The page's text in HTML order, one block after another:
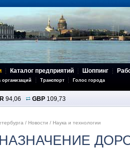
Каталог предприятий Шоппинг
организаций Транспорт Голос города
94,06 GBP 109,73
/ Новости / Наука и технологии